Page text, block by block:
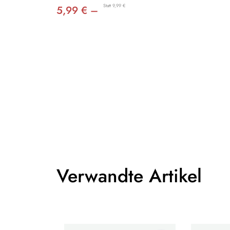
5,99 € – Statt 9,99 €
Verwandte Artikel